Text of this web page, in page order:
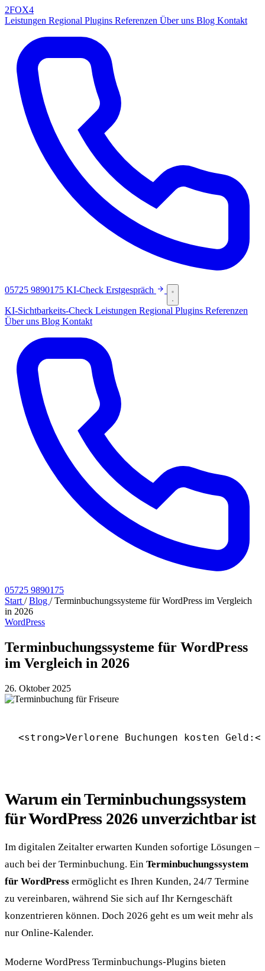
2FOX4
Leistungen Regional Plugins Referenzen Über uns Blog Kontakt
05725 9890175 KI-Check Erstgespräch
KI-Sichtbarkeits-Check Leistungen Regional Plugins Referenzen
Über uns Blog Kontakt
05725 9890175
Start / Blog / Terminbuchungssysteme für WordPress im Vergleich
in 2026
WordPress
Terminbuchungssysteme für WordPress
im Vergleich in 2026
26. Oktober 2025
Warum ein Terminbuchungssystem
für WordPress 2026 unverzichtbar ist
Im digitalen Zeitalter erwarten Kunden sofortige Lösungen –
auch bei der Terminbuchung. Ein Terminbuchungssystem
für WordPress ermöglicht es Ihren Kunden, 24/7 Termine
zu vereinbaren, während Sie sich auf Ihr Kerngeschäft
konzentrieren können. Doch 2026 geht es um weit mehr als
nur Online-Kalender.
Moderne WordPress Terminbuchungs-Plugins bieten